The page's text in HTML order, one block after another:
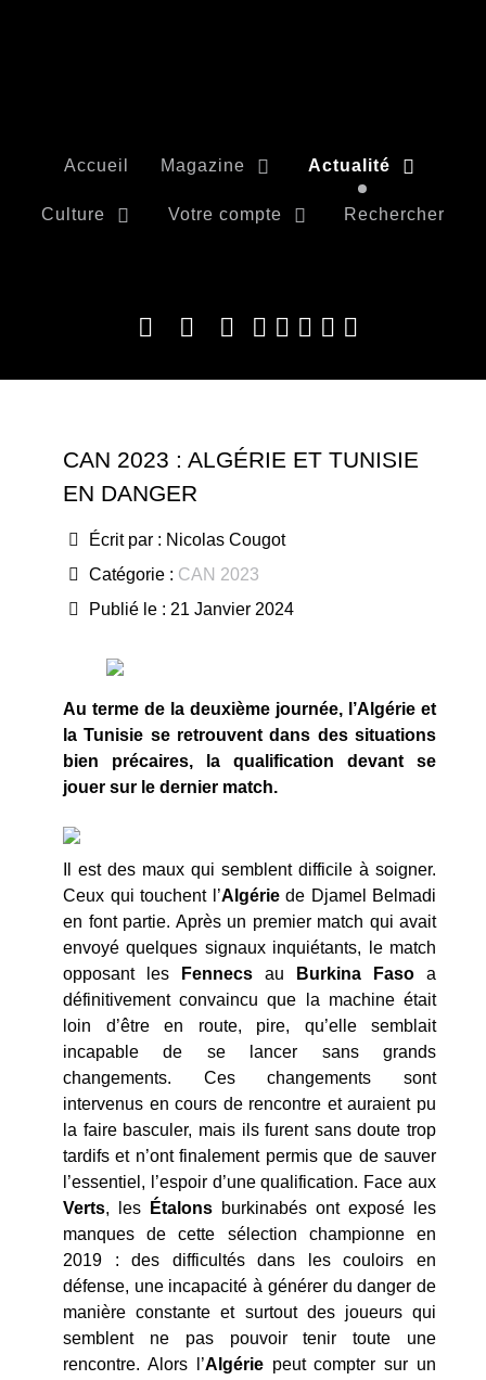
Accueil Magazine Actualité
Culture Votre compte Rechercher
CAN 2023 : ALGÉRIE ET TUNISIE
EN DANGER
Écrit par : Nicolas Cougot
Catégorie : CAN 2023
Publié le : 21 Janvier 2024
Au terme de la deuxième journée, l’Algérie et
la Tunisie se retrouvent dans des situations
bien précaires, la qualification devant se
jouer sur le dernier match.
Il est des maux qui semblent difficile à soigner.
Ceux qui touchent l’Algériede Djamel Belmadi
en font partie. Après un premier match qui avait
envoyé quelques signaux inquiétants, le match
opposant les
Fennecs au Burkina Faso a
définitivement convaincu que la machine était
loin d’être en route, pire, qu’elle semblait
incapable de se lancer sans grands
changements. Ces changements sont
intervenus en cours de rencontre et auraient pu
la faire basculer, mais ils furent sans doute trop
tardifs et n’ont finalement permis que de sauver
l’essentiel, l’espoir d’une qualification. Face aux
Verts, les Étalons burkinabés ont exposé les
manques de cette sélection championne en
2019 : des difficultés dans les couloirs en
défense, une incapacité à générer du danger de
manière constante et surtout des joueurs qui
semblent ne pas pouvoir tenir toute une
rencontre. Alors l’Algériepeut compter sur un